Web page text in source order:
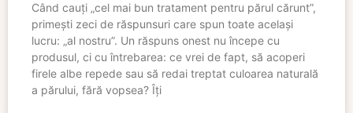
Când cauți „cel mai bun tratament pentru părul cărunt”,
primești zeci de răspunsuri care spun toate același
lucru: „al nostru”. Un răspuns onest nu începe cu
produsul, ci cu întrebarea: ce vrei de fapt, să acoperi
firele albe repede sau să redai treptat culoarea naturală
a părului, fără vopsea? Îți